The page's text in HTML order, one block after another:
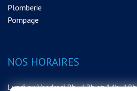
Plomberie
Pompage
NOS HORAIRES
Lundi au Vendredi 8h - 12h et 14h -18h